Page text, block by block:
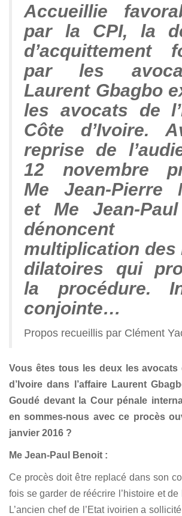
Accueillie
par la CPI, la
d’acquittement
par les
Laurent Gbagbo
les avocats de
Côte d’Ivoire.
reprise de
12 novembre
Me Jean-Pierre
et Me Jean-
multiplication des
dilatoires qui
la procédure.
conjointe…
Propos recueillis par Clément
Vous êtes tous les deux les avocats
d’Ivoire dans l’affaire Laurent
Goudé devant la Cour pénale
en sommes-nous avec ce procès
janvier 2016 ?
Me Jean-Paul Benoit :
Ce procès doit être replacé dans son
fois se garder de réécrire l’histoire et de
L’ancien chef de l’Etat ivoirien a